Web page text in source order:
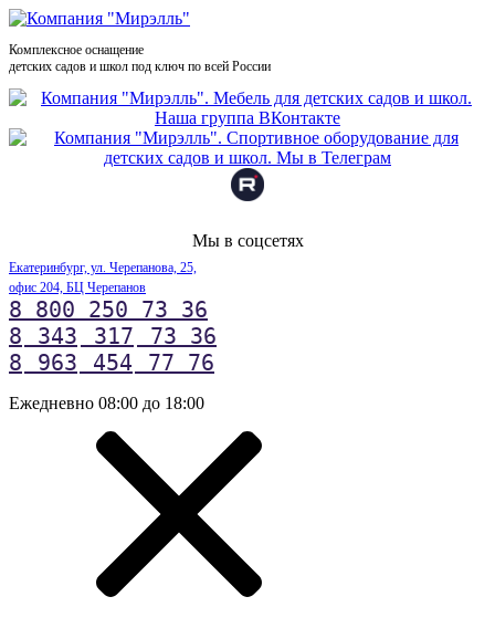
Комплексное оснащение
детских садов и школ под ключ по всей России
Мы в соцсетях
Екатеринбург, ул. Черепанова, 25,
офис 204, БЦ Черепанов
8 800 250 73 36
8
343 317
73 36
8
963 454 77 76
Ежедневно 08:00 до 18:00